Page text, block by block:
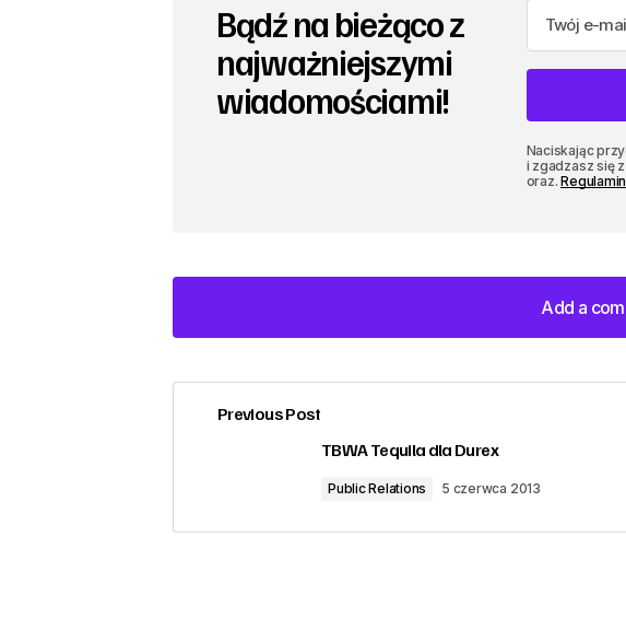
Bądź na bieżąco z
najważniejszymi
wiadomościami!
Naciskając
i zgadzasz się
oraz.Regulamin
Add a
Add a
zalogować
Previous Post
TBWA Tequila dla Durex
Public Relations 5 czerwca 2013